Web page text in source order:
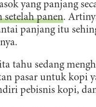
yang panjang
setelah panen.
panjang itu
tahu sedang
pasar untuk kopi
pebisnis kopi,